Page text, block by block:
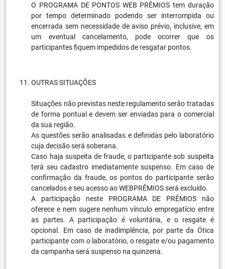
O PROGRAMA DE PONTOS WEB PRÊMIOS tem duração
por tempo determinado podendo ser interrompida ou
encerrada sem necessidade de aviso prévio, inclusive, em
um eventual cancelamento, pode ocorrer que os
participantes fiquem impedidos de resgatar pontos.
OUTRAS SITUAÇÕES
Situações não previstas neste regulamento serão tratadas
de forma pontual e devem ser enviadas para o comercial
da sua região.
As questões serão analisadas e definidas pelo laboratório
cuja decisão será soberana.
Caso haja suspeita de fraude, o participante sob suspeita
terá seu cadastro imediatamente suspenso. Em caso de
confirmação da fraude, os pontos do participante serão
cancelados e seu acesso ao WEBPRÊMIOS será excluído.
A participação neste PROGRAMA DE PRÊMIOS não
oferece e nem sugere nenhum vínculo empregatício entre
as partes. A participação é voluntária, e o resgate é
opcional. Em caso de inadimplência, por parte da Ótica
participante com o laboratório, o resgate e/ou pagamento
da campanha será suspenso na quinzena.